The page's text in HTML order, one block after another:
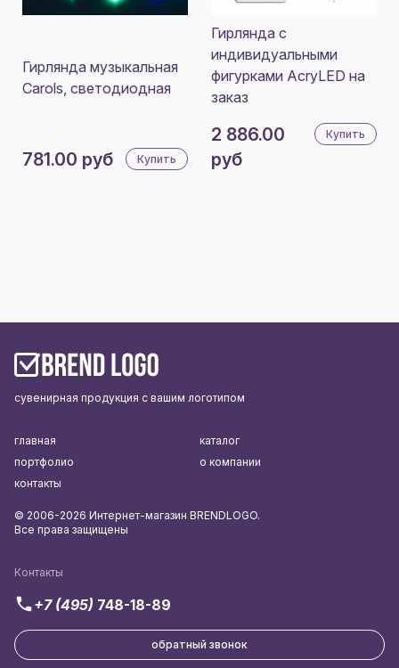
Гирлянда музыкальная
Carols, светодиодная
781.00 руб Купить
Гирлянда с
индивидуальными
фигурками AcryLED на
заказ
2 886.00
руб
Купить
сувенирная продукция с вашим логотипом
Контакты
+7 (495) 748-18-89
обратный звонок
главная
каталог
портфолио
о компании
контакты
© 2006-2026 Интернет-магазин BRENDLOGO.
Все права защищены